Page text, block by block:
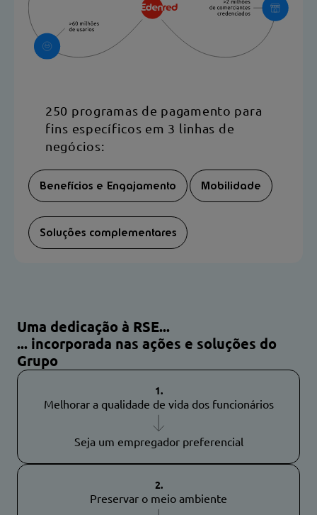
250 programas de pagamento para
fins específicos em 3 linhas de
negócios:
Benefícios e Engajamento Mobilidade
Soluções complementares
Uma dedicação à RSE...
... incorporada nas ações e soluções do
Grupo
1.
Melhorar a qualidade de vida dos funcionários
Seja um empregador preferencial
2.
Preservar o meio ambiente